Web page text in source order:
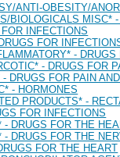
ANTI-OBESITY/
BIOLOGICALS MISC*
INFECTIONS
FOR
-
- DRUGS FOR
DRUGS FOR PAIN
- HORMONES
PRODUCTS* -
FOR INFECTIONS
DRUGS FOR THE
DRUGS FOR THE
FOR THE HEART